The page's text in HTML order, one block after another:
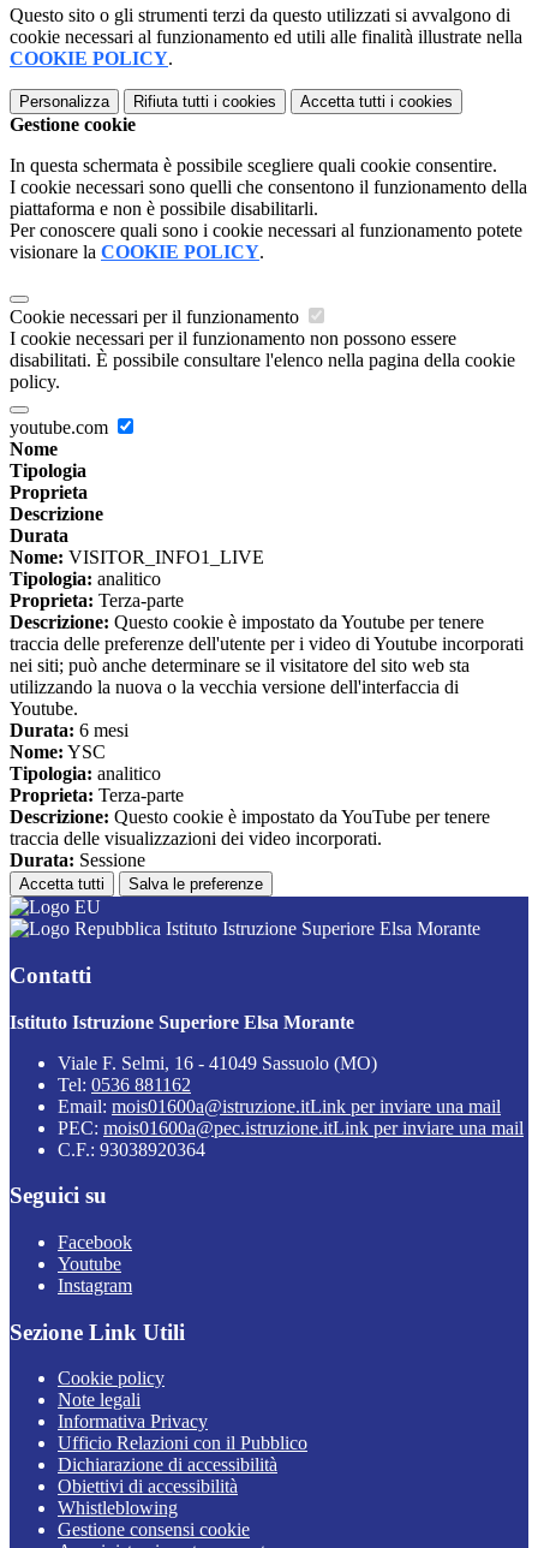
Questo sito o gli strumenti terzi da questo utilizzati si avvalgono di
cookie necessari al funzionamento ed utili alle finalità illustrate nella
COOKIE POLICY.
Personalizza Rifiuta tutti i cookies Accetta tutti i cookies
Gestione cookie
In questa schermata è possibile scegliere quali cookie consentire.
I cookie necessari sono quelli che consentono il funzionamento della
piattaforma e non è possibile disabilitarli.
Per conoscere quali sono i cookie necessari al funzionamento potete
visionare la COOKIE POLICY.
Cookie necessari per il funzionamento
I cookie necessari per il funzionamento non possono essere
disabilitati. È possibile consultare l'elenco nella pagina della cookie
policy.
youtube.com
Nome
Tipologia
Proprieta
Descrizione
Durata
Nome: VISITOR_INFO1_LIVE
Tipologia: analitico
Proprieta: Terza-parte
Descrizione: Questo cookie è impostato da Youtube per tenere
traccia delle preferenze dell'utente per i video di Youtube incorporati
nei siti; può anche determinare se il visitatore del sito web sta
utilizzando la nuova o la vecchia versione dell'interfaccia di
Youtube.
Durata: 6 mesi
Nome: YSC
Tipologia: analitico
Proprieta: Terza-parte
Descrizione: Questo cookie è impostato da YouTube per tenere
traccia delle visualizzazioni dei video incorporati.
Durata: Sessione
Accetta tutti Salva le preferenze
Istituto Istruzione Superiore Elsa Morante
Contatti
Istituto Istruzione Superiore Elsa Morante
Viale F. Selmi, 16 - 41049 Sassuolo (MO)
Tel: 0536 881162
Email: mois01600a@istruzione.itLink per inviare una mail
PEC: mois01600a@pec.istruzione.itLink per inviare una mail
C.F.: 93038920364
Seguici su
Facebook
Youtube
Instagram
Sezione Link Utili
Cookie policy
Note legali
Informativa Privacy
Ufficio Relazioni con il Pubblico
Dichiarazione di accessibilità
Obiettivi di accessibilità
Whistleblowing
Gestione consensi cookie